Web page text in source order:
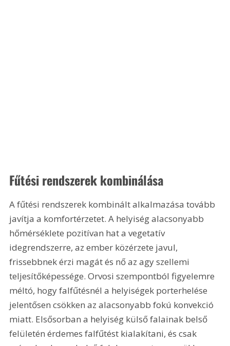
Fűtési rendszerek kombinálása
A fűtési rendszerek kombinált alkalmazása tovább
javítja a komfortérzetet. A helyiség alacsonyabb
hőmérséklete pozitívan hat a vegetatív
idegrendszerre, az ember közérzete javul,
frissebbnek érzi magát és nő az agy szellemi
teljesítőképessége. Orvosi szempontból figyelemre
méltó, hogy falfűtésnél a helyiségek porterhelése
jelentősen csökken az alacsonyabb fokú konvekció
miatt. Elsősorban a helyiség külső falainak belső
felületén érdemes falfűtést kialakítani, és csak